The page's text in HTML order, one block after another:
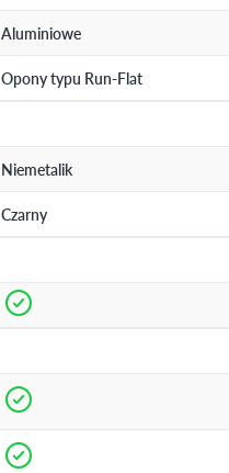
Aluminiowe
Opony typu Run-Flat
Niemetalik
Czarny